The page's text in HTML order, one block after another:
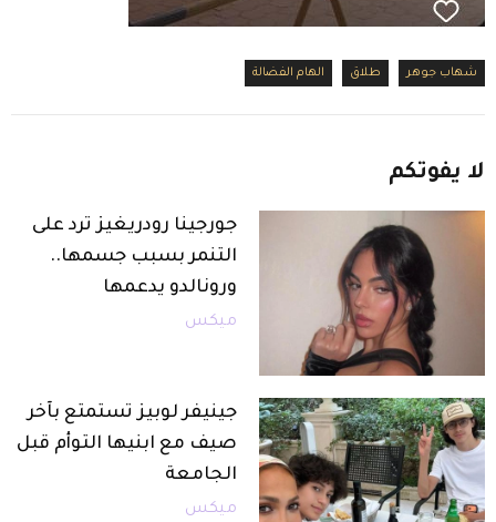
شهاب جوهر طلاق الهام الفضالة
لا يفوتكم
جورجينا رودريغيز ترد على
التنمر بسبب جسمها..
ورونالدو يدعمها
ميكس
جينيفر لوبيز تستمتع بآخر
صيف مع ابنيها التوأم قبل
الجامعة
ميكس